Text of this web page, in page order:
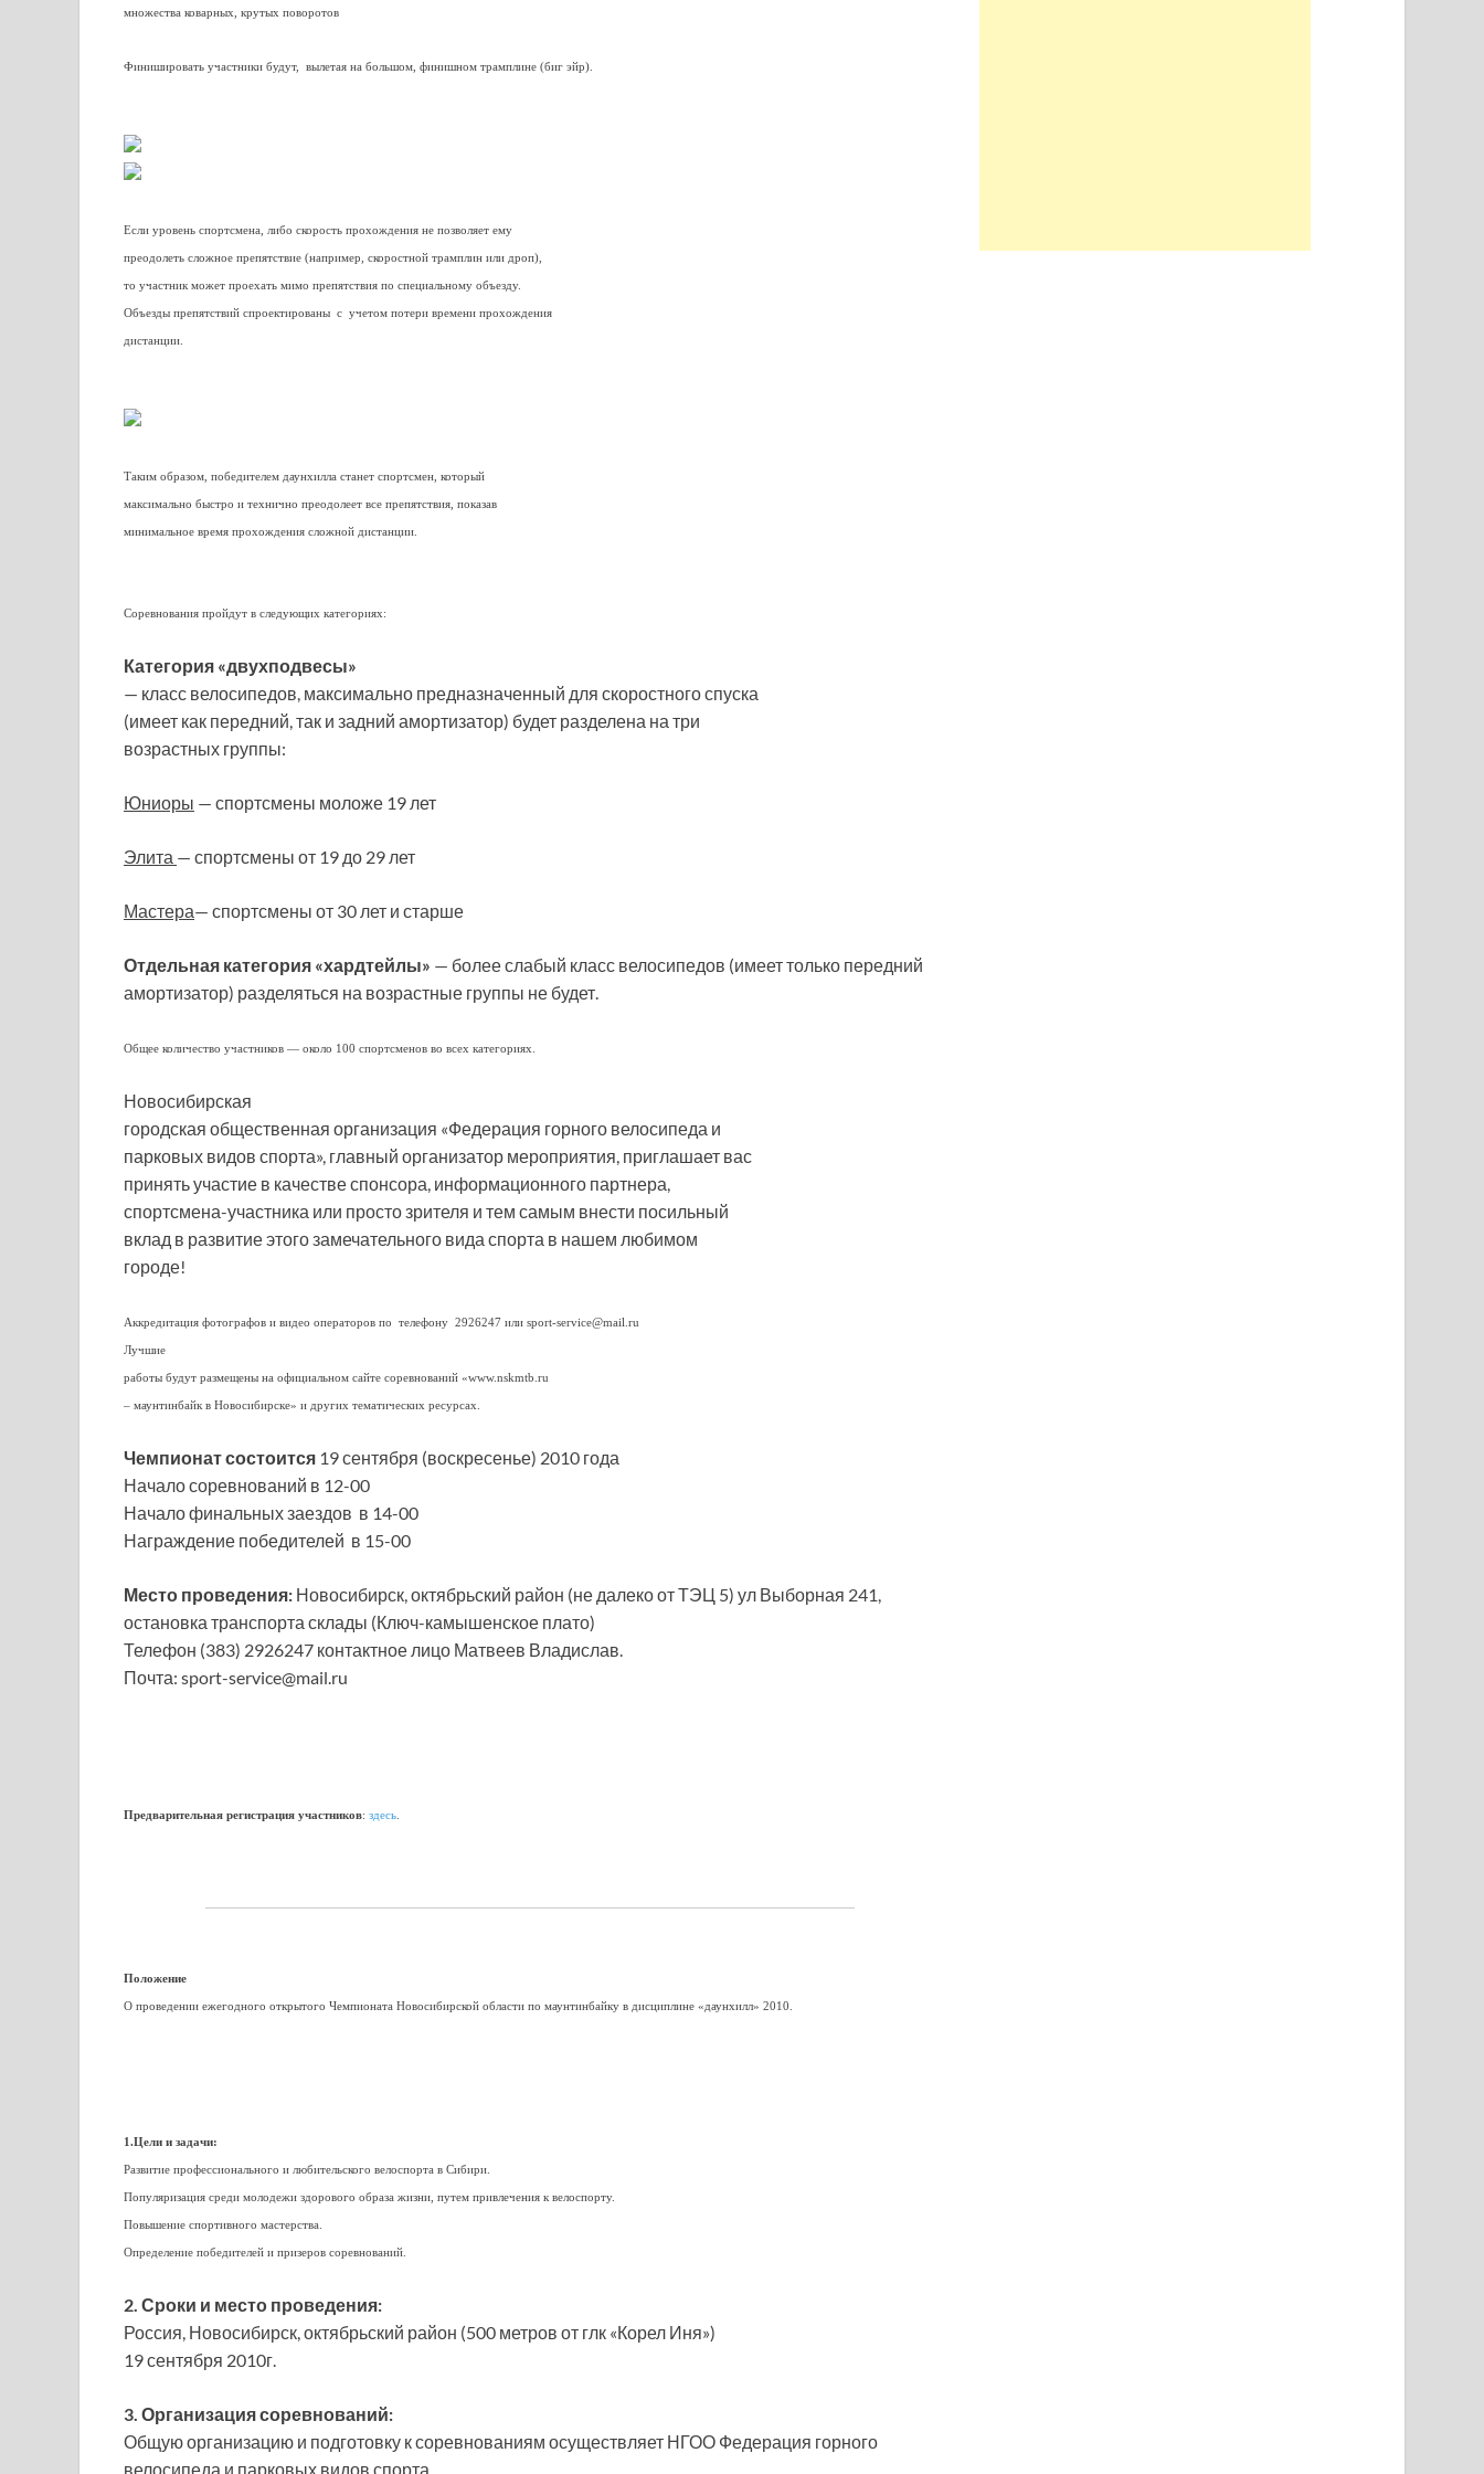
множества коварных, крутых поворотов
Финишировать участники будут, вылетая на большом, финишном трамплине (биг эйр).
Если уровень спортсмена, либо скорость прохождения не позволяет ему
преодолеть сложное препятствие (например, скоростной трамплин или дроп),
то участник может проехать мимо препятствия по специальному объезду.
Объезды препятствий спроектированы с учетом потери времени прохождения
дистанции.
Таким образом, победителем даунхилла станет спортсмен, который
максимально быстро и технично преодолеет все препятствия, показав
минимальное время прохождения сложной дистанции.
Соревнования пройдут в следующих категориях:
Категория «двухподвесы»
— класс велосипедов, максимально предназначенный для скоростного спуска
(имеет как передний, так и задний амортизатор) будет разделена на три
возрастных группы:
Юниоры — спортсмены моложе 19 лет
Элита — спортсмены от 19 до 29 лет
Мастера— спортсмены от 30 лет и старше
Отдельная категория «хардтейлы» — более слабый класс велосипедов (имеет только передний
амортизатор) разделяться на возрастные группы не будет.
Общее количество участников — около 100 спортсменов во всех категориях.
Новосибирская
городская общественная организация «Федерация горного велосипеда и
парковых видов спорта», главный организатор мероприятия, приглашает вас
принять участие в качестве спонсора, информационного партнера,
спортсмена-участника или просто зрителя и тем самым внести посильный
вклад в развитие этого замечательного вида спорта в нашем любимом
городе!
Аккредитация фотографов и видео операторов по телефону 2926247 или sport-service@mail.ru
Лучшие
работы будут размещены на официальном сайте соревнований «www.nskmtb.ru
– маунтинбайк в Новосибирске» и других тематических ресурсах.
Чемпионат состоится 19 сентября (воскресенье) 2010 года
Начало соревнований в 12-00
Начало финальных заездов в 14-00
Награждение победителей в 15-00
Место проведения: Новосибирск, октябрьский район (не далеко от ТЭЦ 5) ул Выборная 241,
остановка транспорта склады (Ключ-камышенское плато)
Телефон (383) 2926247 контактное лицо Матвеев Владислав.
Почта: sport-service@mail.ru
Предварительная регистрация участников: здесь
Положение
О проведении ежегодного открытого Чемпионата Новосибирской области по маунтинбайку в дисциплине «даунхилл» 2010.
1.Цели и задачи:
Развитие профессионального и любительского велоспорта в Сибири.
Популяризация среди молодежи здорового образа жизни, путем привлечения к велоспорту.
Повышение спортивного мастерства.
Определение победителей и призеров соревнований.
2. Сроки и место проведения:
Россия, Новосибирск, октябрьский район (500 метров от глк «Корел Иня»)
19 сентября 2010г.
3. Организация соревнований:
Общую организацию и подготовку к соревнованиям осуществляет НГОО Федерация горного
велосипеда и парковых видов спорта.